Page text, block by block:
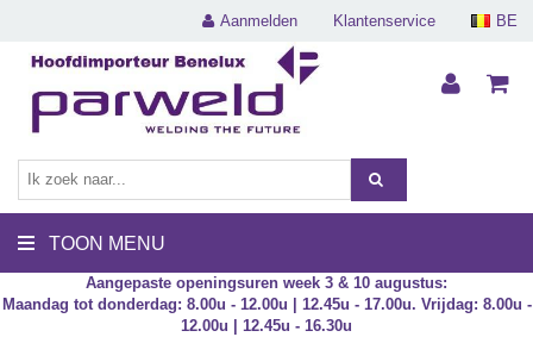
BE
Klantenservice
Aanmelden
TOON MENU
Aangepaste openingsuren week 3 & 10 augustus:
Maandag tot donderdag: 8.00u - 12.00u | 12.45u - 17.00u. Vrijdag: 8.00u -
12.00u | 12.45u - 16.30u